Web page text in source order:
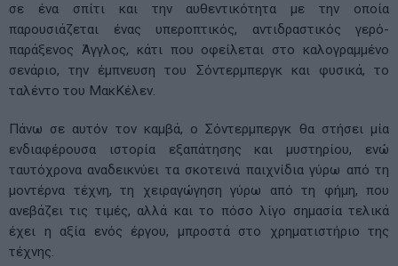
σε ένα σπίτι και την αυθεντικότητα με την οποία
παρουσιάζεται ένας υπεροπτικός, αντιδραστικός γερό-
παράξενος Άγγλος, κάτι που οφείλεται στο καλογραμμένο
σενάριο, την έμπνευση του Σόντερμπεργκ και φυσικά, το
ταλέντο του ΜακΚέλεν.
Πάνω σε αυτόν τον καμβά, ο Σόντερμπεργκ θα στήσει μία
ενδιαφέρουσα ιστορία εξαπάτησης και μυστηρίου, ενώ
ταυτόχρονα αναδεικνύει τα σκοτεινά παιχνίδια γύρω από τη
μοντέρνα τέχνη, τη χειραγώγηση γύρω από τη φήμη, που
ανεβάζει τις τιμές, αλλά και το πόσο λίγο σημασία τελικά
έχει η αξία ενός έργου, μπροστά στο χρηματιστήριο της
τέχνης.